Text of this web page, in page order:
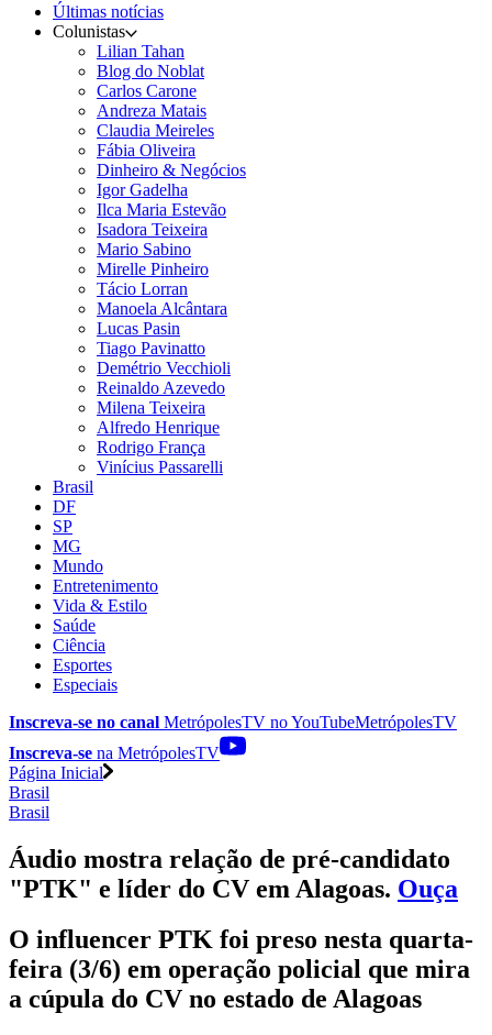
Últimas notícias
Colunistas
Lilian Tahan
Blog do Noblat
Carlos Carone
Andreza Matais
Claudia Meireles
Fábia Oliveira
Dinheiro & Negócios
Igor Gadelha
Ilca Maria Estevão
Isadora Teixeira
Mario Sabino
Mirelle Pinheiro
Tácio Lorran
Manoela Alcântara
Lucas Pasin
Tiago Pavinatto
Demétrio Vecchioli
Reinaldo Azevedo
Milena Teixeira
Alfredo Henrique
Rodrigo França
Vinícius Passarelli
Brasil
DF
SP
MG
Mundo
Entretenimento
Vida & Estilo
Saúde
Ciência
Esportes
Especiais
Inscreva-se no canal MetrópolesTV noYouTubeMetrópolesTV
Inscreva-se na MetrópolesTV
Página Inicial
Brasil
Brasil
Áudio mostra relação de pré-candidato
"PTK" e líder do CV em Alagoas. Ouça
O influencer PTK foi preso nesta quarta-
feira (3/6) em operação policial que mira
a cúpula do CV no estado de Alagoas